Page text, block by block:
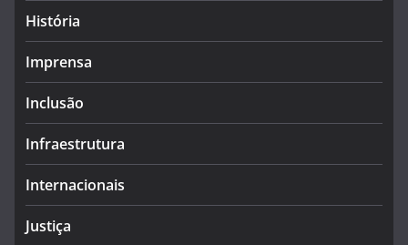
História
Imprensa
Inclusão
Infraestrutura
Internacionais
Justiça